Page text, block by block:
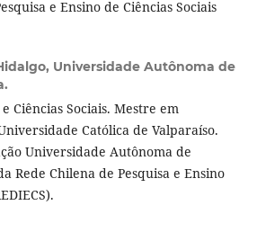
e Ensino de Ciências Sociais
Universidade Autônoma de
Ciências Sociais. Mestre em
Católica de Valparaíso.
Universidade Autônoma de
Rede Chilena de Pesquisa e Ensino